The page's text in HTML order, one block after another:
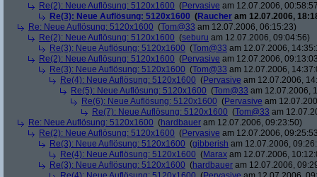
Re(2): Neue Auflösung: 5120x1600 (Pervasive am 12.07.2006,
Re(3): Neue Auflösung: 5120x1600 (Raucher am 12.07.2006,
Re: Neue Auflösung: 5120x1600 (Tom@33 am 12.07.2006, 06:15:23)
Re(2): Neue Auflösung: 5120x1600 (seburu am 12.07.2006, 09:04:56)
Re(3): Neue Auflösung: 5120x1600 (Tom@33 am 12.07.2006,
Re(2): Neue Auflösung: 5120x1600 (Pervasive am 12.07.2006,
Re(3): Neue Auflösung: 5120x1600 (Tom@33 am 12.07.2006,
Re(4): Neue Auflösung: 5120x1600 (Pervasive am 12.07.2006,
Re(5): Neue Auflösung: 5120x1600 (Tom@33 am 12.07.2006,
Re(6): Neue Auflösung: 5120x1600 (Pervasive am
Re(7): Neue Auflösung: 5120x1600 (Tom@33 am
Re: Neue Auflösung: 5120x1600 (hardbauer am 12.07.2006, 09:23:50)
Re(2): Neue Auflösung: 5120x1600 (Pervasive am 12.07.2006,
Re(3): Neue Auflösung: 5120x1600 (gibberish am 12.07.2006,
Re(4): Neue Auflösung: 5120x1600 (Marax am 12.07.2006,
Re(3): Neue Auflösung: 5120x1600 (hardbauer am 12.07.2006,